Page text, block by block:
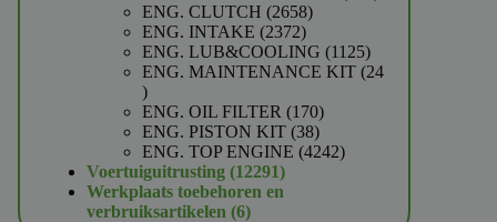
ENG. CLUTCH 26582658
ENG. INTAKE 23722372
producten
ENG. LUB&COOLING 11251125
producten
ENG. MAINTENANCE KIT 24
24
producten
ENG. OIL FILTER 170170
producten
ENG. PISTON KIT 3838
producten
ENG. TOP ENGINE 42424242
Voertuiguitrusting 1229112291
producten
Werkplaats toebehoren en
verbruiksartikelen 66